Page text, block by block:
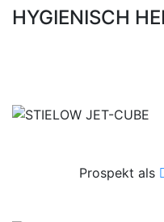
HYGIENISCH
Prospekt als